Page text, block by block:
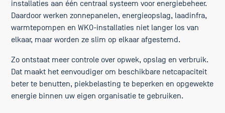
installaties aan één centraal systeem voor energiebeheer.
Daardoor werken zonnepanelen, energieopslag, laadinfra,
warmtepompen en WKO-installaties niet langer los van
elkaar, maar worden ze slim op elkaar afgestemd.
Zo ontstaat meer controle over opwek, opslag en verbruik.
Dat maakt het eenvoudiger om beschikbare netcapaciteit
beter te benutten, piekbelasting te beperken en opgewekte
energie binnen uw eigen organisatie te gebruiken.